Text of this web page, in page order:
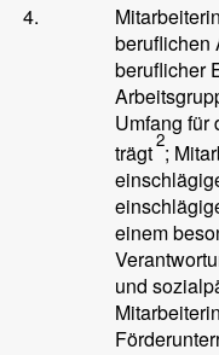
4.
beruflichen
beruflicher
Umfang für
trägt2;
einem
und